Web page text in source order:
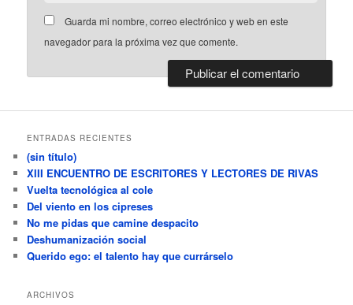
Guarda mi nombre, correo electrónico y web en este
navegador para la próxima vez que comente.
ENTRADAS RECIENTES
(sin título)
XIII ENCUENTRO DE ESCRITORES Y LECTORES DE RIVAS
Vuelta tecnológica al cole
Del viento en los cipreses
No me pidas que camine despacito
Deshumanización social
Querido ego: el talento hay que currárselo
ARCHIVOS